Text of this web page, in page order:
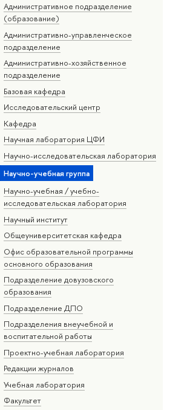
Административное подразделение
(образование)
Административно-управленческое
подразделение
Административно-хозяйственное
подразделение
Базовая кафедра
Исследовательский центр
Кафедра
Научная лаборатория ЦФИ
Научно-исследовательская лаборатория
Научно-учебная группа
Научно-учебная / учебно-
исследовательская лаборатория
Научный институт
Общеуниверситетская кафедра
Офис образовательной программы
основного образования
Подразделение довузовского
образования
Подразделение ДПО
Подразделения внеучебной и
воспитательной работы
Проектно-учебная лаборатория
Редакции журналов
Учебная лаборатория
Факультет